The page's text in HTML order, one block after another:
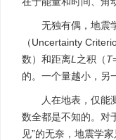
无独有偶，地震
（Uncertainty
数）和距离L 之积（T
的。一个量越小，另
人在地表，仅能
数全都是不知的。对
见”的无奈，地震学